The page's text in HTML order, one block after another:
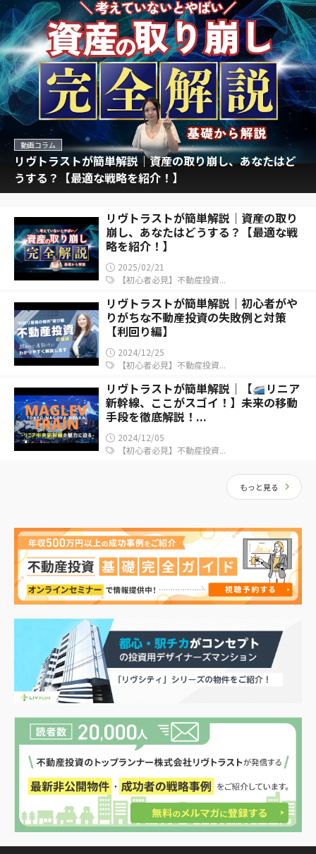
動画コラム
リヴトラストが簡単解説｜資産の取り崩し、あなたはど
うする？【最適な戦略を紹介！】
リヴトラストが簡単解説｜資産の取り
崩し、あなたはどうする？【最適な戦
略を紹介！】
2025/02/21
【初心者必見】不動産投資...
リヴトラストが簡単解説｜初心者がや
りがちな不動産投資の失敗例と対策
【利回り編】
2024/12/25
【初心者必見】不動産投資...
リヴトラストが簡単解説｜【
リニア
新幹線、ここがスゴイ！】未来の移動
手段を徹底解説！...
2024/12/05
【初心者必見】不動産投資...
もっと見る